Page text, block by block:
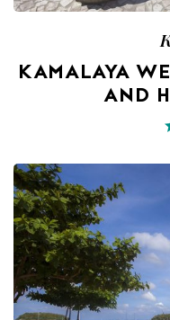
KAMALAYA
AND